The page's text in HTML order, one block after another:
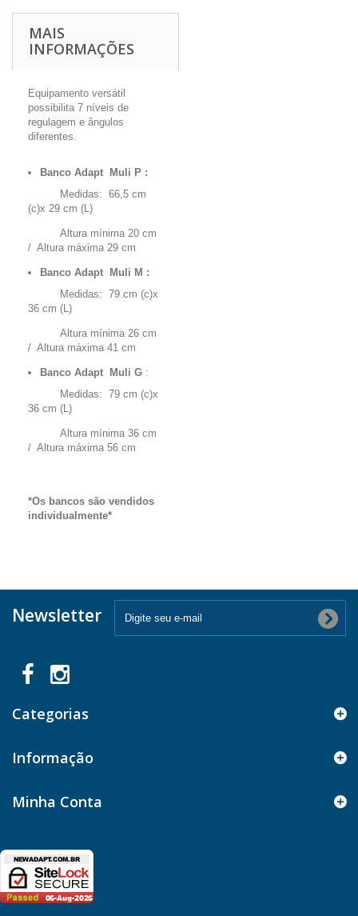
MAIS
INFORMAÇÕES
Equipamento versátil
possibilita 7 níveis de
regulagem e ângulos
diferentes.
Banco Adapt Muli P :
Medidas: 66,5 cm
(c)x 29 cm (L)
Altura mínima 20 cm
/ Altura máxima 29 cm
Banco Adapt Muli M :
Medidas: 79 cm (c)x
36 cm (L)
Altura mínima 26 cm
/ Altura máxima 41 cm
Banco Adapt Muli G :
Medidas: 79 cm (c)x
36 cm (L)
Altura mínima 36 cm
/ Altura máxima 56 cm
*Os bancos são vendidos
individualmente*
Newsletter
Categorias
Informação
Minha Conta